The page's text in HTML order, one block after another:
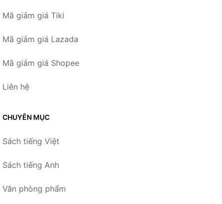
Mã giảm giá Tiki
Mã giảm giá Lazada
Mã giảm giá Shopee
Liên hệ
CHUYÊN MỤC
Sách tiếng Việt
Sách tiếng Anh
Văn phòng phẩm